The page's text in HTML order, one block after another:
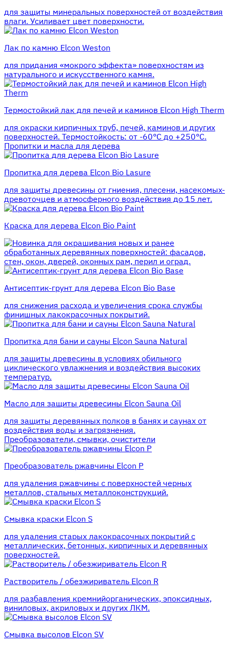
для защиты минеральных поверхностей от воздействия
влаги. Усиливает цвет поверхности.
Лак по камню Elcon Weston
для придания «мокрого эффекта» поверхностям из
натурального и искусственного камня.
Термостойкий лак для печей и каминов Elcon High Therm
для окраски кирпичных труб, печей, каминов и других
поверхностей. Термостойкость: от -60°С до +250°С.
Пропитки и масла для дерева
Пропитка для дерева Elcon Bio Lasure
для защиты древесины от гниения, плесени, насекомых-
древоточцев и атмосферного воздействия до 15 лет.
Краска для дерева Elcon Bio Paint
для окрашивания новых и ранее
обработанных деревянных поверхностей: фасадов,
стен, окон, дверей, оконных рам, перил и оград.
Антисептик-грунт для дерева Elcon Bio Base
для снижения расхода и увеличения срока службы
финишных лакокрасочных покрытий.
Пропитка для бани и сауны Elcon Sauna Natural
для защиты древесины в условиях обильного
циклического увлажнения и воздействия высоких
температур.
Масло для защиты древесины Elcon Sauna Oil
для защиты деревянных полков в банях и саунах от
воздействия воды и загрязнения.
Преобразователи, смывки, очистители
Преобразователь ржавчины Elcon P
для удаления ржавчины с поверхностей черных
металлов, стальных металлоконструкций.
Смывка краски Elcon S
для удаления старых лакокрасочных покрытий с
металлических, бетонных, кирпичных и деревянных
поверхностей.
Растворитель / обезжириватель Elcon R
для разбавления кремнийорганических, эпоксидных,
виниловых, акриловых и других ЛКМ.
Смывка высолов Elcon SV